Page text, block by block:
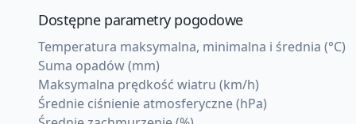
Dostępne parametry pogodowe
Temperatura maksymalna, minimalna i średnia (°C)
Suma opadów (mm)
Maksymalna prędkość wiatru (km/h)
Średnie ciśnienie atmosferyczne (hPa)